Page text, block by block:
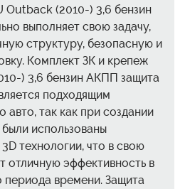
Outback (2010-) 3,6 бензин
выполняет свою задачу,
структуру, безопасную и
Комплект ЗК и крепеж
) 3,6 бензин АКПП защита
подходящим
авто, так как при создании
использованы
технологии, что в свою
отличную эффективность в
периода времени. Защита